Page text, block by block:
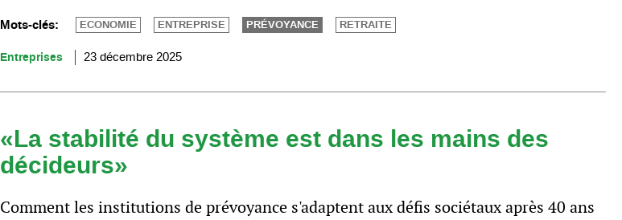
Mots-clés: ECONOMIE ENTREPRISE PRÉVOYANCE RETRAITE
Entreprises 23 décembre 2025
«La stabilité du système est dans les mains des
décideurs»
Comment les institutions de prévoyance s'adaptent aux défis sociétaux après 40 ans